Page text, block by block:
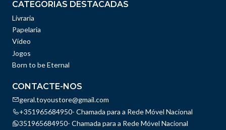
CATEGORIAS DESTACADAS
Livraria
Papelaria
Vídeo
Jogos
Born to be Eternal
CONTACTE-NOS
geral.toyoustore@gmail.com
+351965684950- Chamada para a Rede Móvel Nacional
351965684950- Chamada para a Rede Móvel Nacional